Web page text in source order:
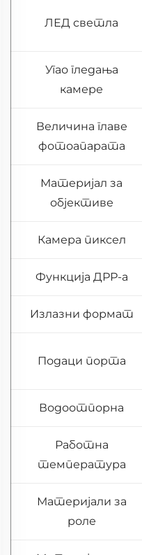
ЛЕД светла
Угао гледања
камере
Величина главе
фотоапарата
Материјал за
објективе
Камера пиксел
Функција ДРР-а
Излазни формат
Подаци порта
Водоотпорна
Работна
температура
Материјали за
роле